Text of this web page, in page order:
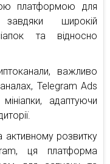
платформою для
завдяки широкій
та відносно
важливо
Telegram Ads
адаптуючи
активному розвитку
ця платформа